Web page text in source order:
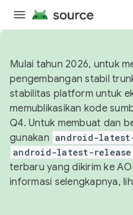
Mulai tahun 2026, untuk
pengembangan stabil
stabilitas platform untuk
memublikasikan kode
Q4. Untuk membuat dan
gunakan android-
android-latest-release
terbaru yang dikirim ke
informasi selengkapnya,